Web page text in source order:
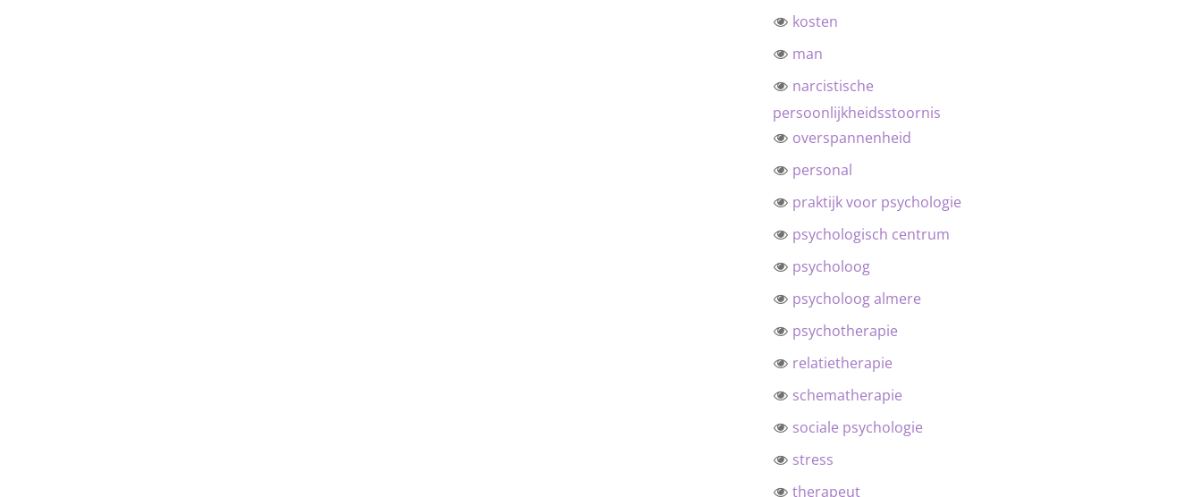
kosten
man
narcistische
persoonlijkheidsstoornis
overspannenheid
personal
praktijk voor psychologie
psychologisch centrum
psycholoog
psycholoog almere
psychotherapie
relatietherapie
schematherapie
sociale psychologie
stress
therapeut